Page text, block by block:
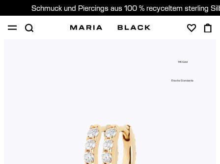
Schmuck und Piercings aus 100 % recyceltem sterling
14K Gold
Etische Standards